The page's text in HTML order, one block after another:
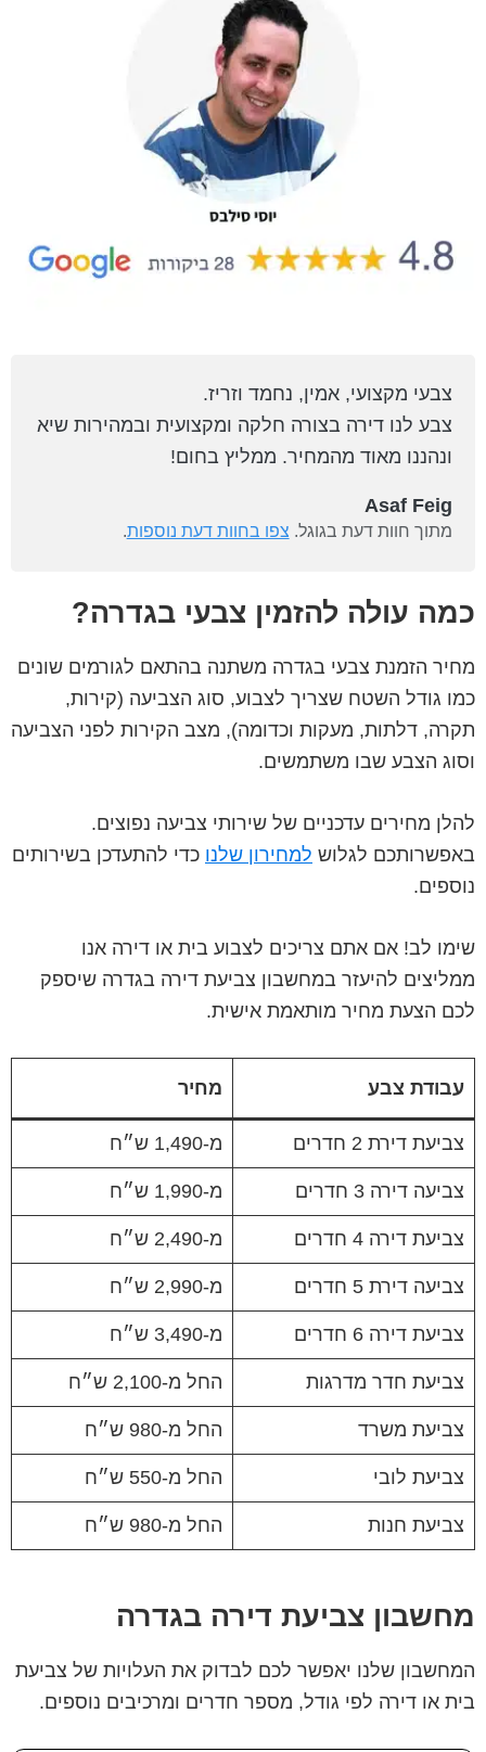
צבעי מקצועי, אמין, נחמד וזריז.
צבע לנו דירה בצורה חלקה ומקצועית ובמהירות שיא
ונהננו מאוד מהמחיר. ממליץ בחום!
Asaf Feig
מתוך חוות דעת בגוגל. צפו בחוות דעת נוספות.
כמה עולה להזמין צבעי בגדרה?
מחיר הזמנת צבעי בגדרה משתנה בהתאם לגורמים שונים
כמו גודל השטח שצריך לצבוע, סוג הצביעה (קירות,
תקרה, דלתות, מעקות וכדומה), מצב הקירות לפני הצביעה
וסוג הצבע שבו משתמשים.
להלן מחירים עדכניים של שירותי צביעה נפוצים.
באפשרותכם לגלוש למחירון שלנו כדי להתעדכן בשירותים
נוספים.
שימו לב! אם אתם צריכים לצבוע בית או דירה אנו
ממליצים להיעזר במחשבון צביעת דירה בגדרה שיספק
לכם הצעת מחיר מותאמת אישית.
עבודת צבע מחיר
צביעת דירת 2 חדרים מ-1,490 ש״ח
צביעה דירה 3 חדרים מ-1,990 ש״ח
צביעת דירה 4 חדרים מ-2,490 ש״ח
צביעה דירת 5 חדרים מ-2,990 ש״ח
צביעת דירה 6 חדרים מ-3,490 ש״ח
צביעת חדר מדרגות החל מ-2,100 ש״ח
צביעת משרד החל מ-980 ש״ח
צביעת לובי החל מ-550 ש״ח
צביעת חנות החל מ-980 ש״ח
מחשבון צביעת דירה בגדרה
המחשבון שלנו יאפשר לכם לבדוק את העלויות של צביעת
בית או דירה לפי גודל, מספר חדרים ומרכיבים נוספים.